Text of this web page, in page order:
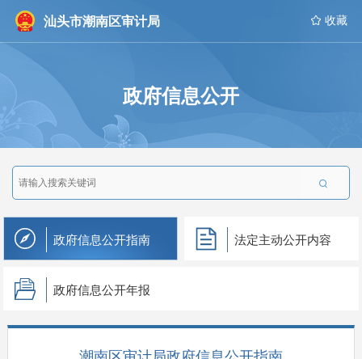
汕头市潮南区审计局  收藏
政府信息公开

政府信息公开指南 法定主动公开内容
政府信息公开年报